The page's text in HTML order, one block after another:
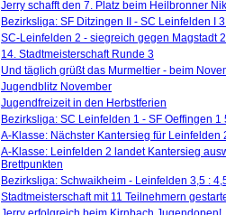
Jerry schafft den 7. Platz beim Heilbronner
Bezirksliga: SF Ditzingen II - SC Leinfelden I
SC-Leinfelden 2 - siegreich gegen Magstadt 2
14. Stadtmeisterschaft Runde 3
Und täglich grüßt das Murmeltier - beim
Jugendblitz November
Jugendfreizeit in den Herbstferien
Bezirksliga: SC Leinfelden 1 - SF Oeffingen 1
A-Klasse: Nächster Kantersieg für Leinfelden
A-Klasse: Leinfelden 2 landet Kantersieg
Brettpunkten
Bezirksliga: Schwaikheim - Leinfelden 3,5 :
Stadtmeisterschaft mit 11 Teilnehmern